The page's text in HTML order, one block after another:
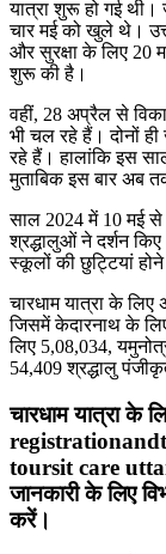
यात्रा शुरू हो गई
चार मई को खुले थे।
और सुरक्षा के लिए 20
शुरू की है।
वहीं, 28 अप्रैल से
भी चल रहे हैं। दोनों ही
रहे हैं। हालांकि इस
मुताबिक इस बार अब
साल 2024 में 10 मई से
श्रद्धालुओं ने दर्शन किए
स्कूलों की छुट्टियां
चारधाम यात्रा के
जिसमें केदारनाथ के
लिए 5,08,034,
54,409 श्रद्धालु
चारधाम यात्रा के
toursit care
जानकारी के लिए
करें।